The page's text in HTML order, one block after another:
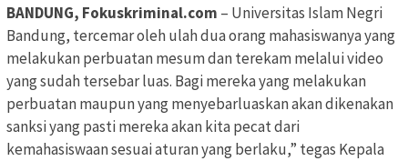
BANDUNG, Fokuskriminal.com – Universitas Islam Negri
Bandung, tercemar oleh ulah dua orang mahasiswanya yang
melakukan perbuatan mesum dan terekam melalui video
yang sudah tersebar luas. Bagi mereka yang melakukan
perbuatan maupun yang menyebarluaskan akan dikenakan
sanksi yang pasti mereka akan kita pecat dari
kemahasiswaan sesuai aturan yang berlaku,” tegas Kepala